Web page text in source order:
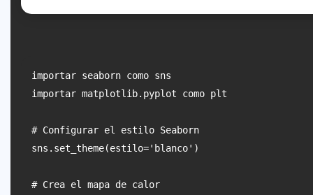
importar seaborn como sns
importar matplotlib.pyplot como plt
# Configurar el estilo Seaborn
sns.set_theme(estilo='blanco')
# Crea el mapa de calor